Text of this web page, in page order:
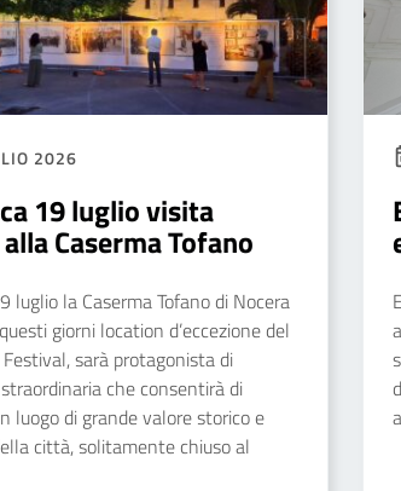
2026
19 luglio visita
Caserma Tofano
luglio la Caserma Tofano di Nocera
giorni location d’eccezione del
Festival, sarà protagonista di
che consentirà di
luogo di grande valore storico e
città, solitamente chiuso al